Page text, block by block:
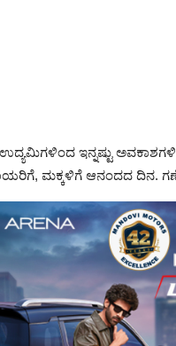
ಇನ್ನಷ್ಟು
ಮಕ್ಕಳಿಗೆ ಆನಂದದ ದಿನ.